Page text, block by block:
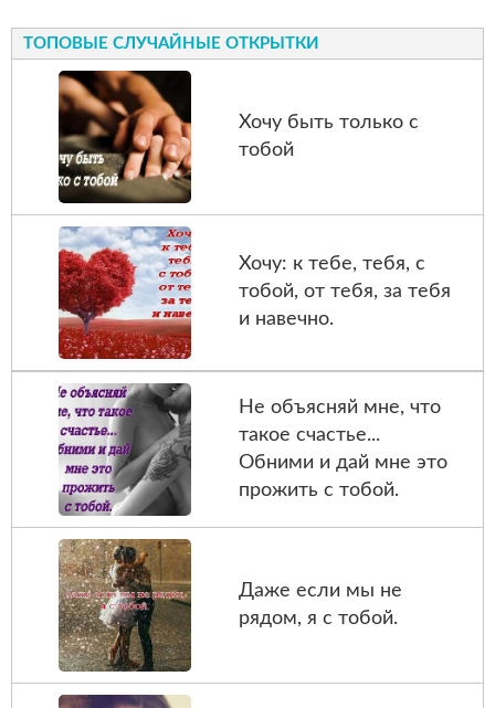
ТОПОВЫЕ СЛУЧАЙНЫЕ ОТКРЫТКИ
Хочу быть только с
тобой
Хочу: к тебе, тебя, с
тобой, от тебя, за тебя
и навечно.
Не объясняй мне, что
такое счастье...
Обними и дай мне это
прожить с тобой.
Даже если мы не
рядом, я с тобой.